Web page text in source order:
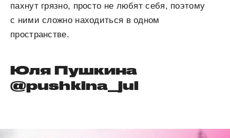
пахнут грязно, просто не любят себя, поэтому
с ними сложно находиться в одном
пространстве.
Юля Пушкина
@pushkina_jul